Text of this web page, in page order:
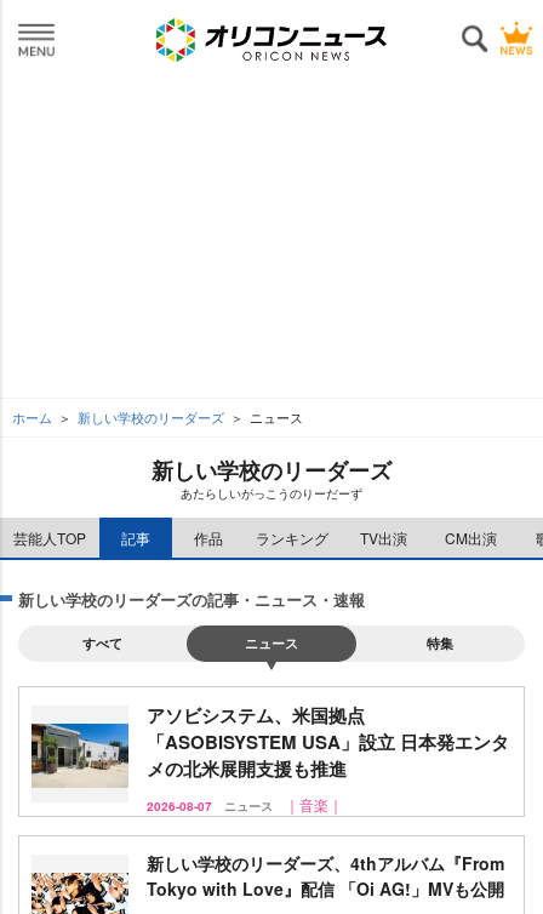
ホーム 新しい学校のリーダーズ ニュース
新しい学校のリーダーズ
あたらしいがっこうのりーだーず
芸能人TOP 記事 作品 ランキング TV出演 CM出演
新しい学校のリーダーズの記事・ニュース・速報
すべて ニュース 特集
アソビシステム、米国拠点
「ASOBISYSTEM USA」設立 日本発エンタ
メの北米展開支援も推進
2026-08-07 ニュース ｜音楽｜
新しい学校のリーダーズ、4thアルバム『From
Tokyo with Love』配信 「Oi AG!」MVも公開